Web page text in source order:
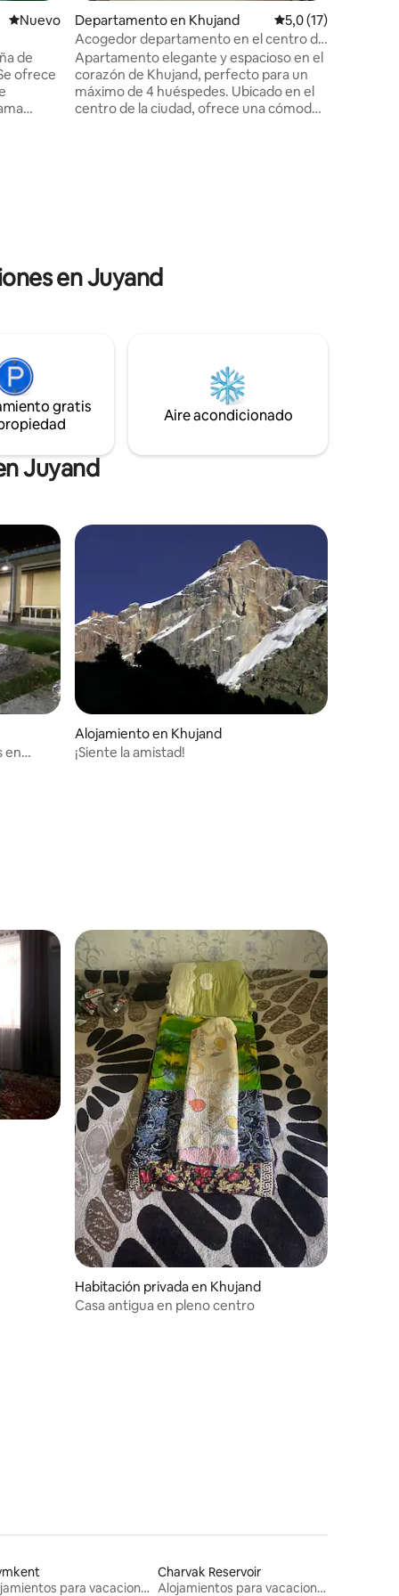
Lugar nuevo para alojarse
Nuevo
de
ofrece
Departamento en Khujand Calificación
5,0 (17)
Acogedor departamento en el centro de
la ciudad
Apartamento elegante y espacioso en el
corazón de Khujand, perfecto para un
máximo de 4 huéspedes. Ubicado en el
centro de la ciudad, ofrece una cómoda
en Juyand
gratis
Aire acondicionado
Juyand
en
Alojamiento en Khujand
¡Siente la amistad!
Habitación privada en Khujand
Casa antigua en pleno centro
Alojamientos para vacaciones
Charvak Reservoir
Alojamientos para vacaciones